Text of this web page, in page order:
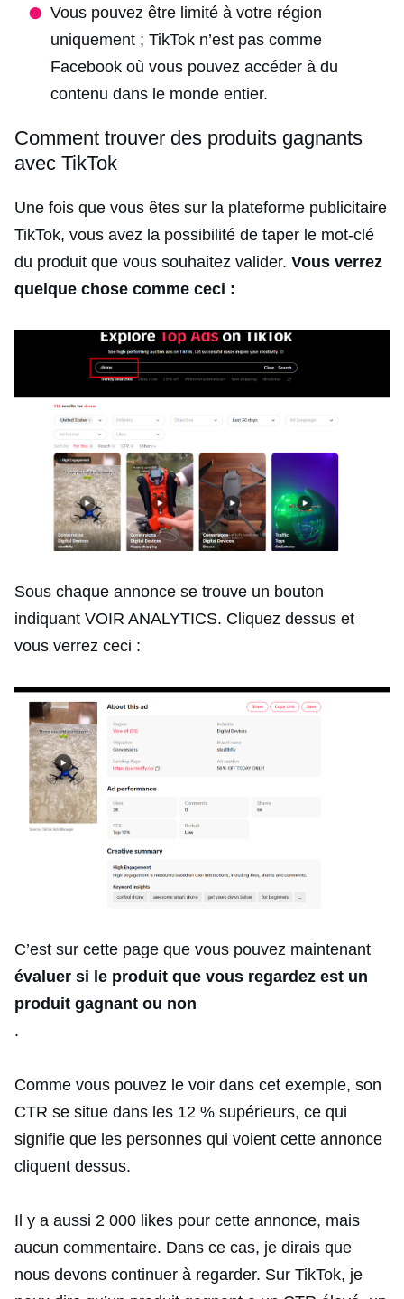
Vous pouvez être limité à votre région
uniquement ; TikTok n’est pas comme
Facebook où vous pouvez accéder à du
contenu dans le monde entier.
Comment trouver des produits gagnants
avec TikTok
Une fois que vous êtes sur la plateforme publicitaire
TikTok, vous avez la possibilité de taper le mot-clé
du produit que vous souhaitez valider. Vous verrez
quelque chose comme ceci :
Sous chaque annonce se trouve un bouton
indiquant VOIR ANALYTICS. Cliquez dessus et
vous verrez ceci :
C’est sur cette page que vous pouvez maintenant
évaluer si le produit que vous regardez est un
produit gagnant ou non
.
Comme vous pouvez le voir dans cet exemple, son
CTR se situe dans les 12 % supérieurs, ce qui
signifie que les personnes qui voient cette annonce
cliquent dessus.
Il y a aussi 2 000 likes pour cette annonce, mais
aucun commentaire. Dans ce cas, je dirais que
nous devons continuer à regarder. Sur TikTok, je